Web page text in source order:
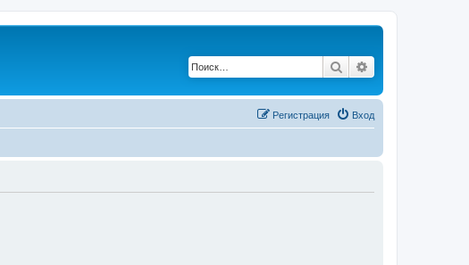
Поиск
Вход
Регистрация